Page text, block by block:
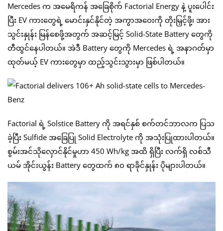
Mercedes က အမေရိကန် အခြေစိုက် Factorial Energy နဲ့ ပူးပေါင်း
ပြီး EV ကားတွေရဲ့ မောင်းနှင်နိုင်တဲ့ အကွာအဝေးကို တိုးမြှင့်ဖို့၊ အား
သွင်းနှုန်း မြန်စေဖို့အတွက် အဆင့်မြင့် Solid-State Battery တွေကို
တီထွင်နေပါတယ်။ အဲဒီ Battery တွေကို Mercedes ရဲ့ အနာဂတ်မှာ
ထုတ်မယ့် EV ကားတွေမှာ ထည့်သွင်းသွားမှာ ဖြစ်ပါတယ်။
Factorial ရဲ့ Solstice Battery ကို အရင်နှစ် စက်တင်ဘာလက ပြသ
ခဲ့ပြီး Sulfide အခြေပြု Solid Electrolyte ကို အသုံးပြုထားပါတယ်။
စွမ်းအင်သိုလှောင်နိုင်မှုဟာ 450 Wh/kg အထိ ရှိပြီး လက်ရှိ လစ်သီ
ယမ် အိုင်းယွန်း Battery တွေထက် ၈၀ ရာခိုင်နှုန်း ပိုများပါတယ်။